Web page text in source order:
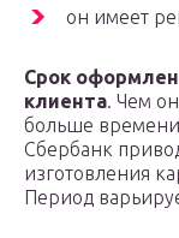
он имеет
Срок
клиента. Чем
больше времени
Сбербанк
изготовления
Период